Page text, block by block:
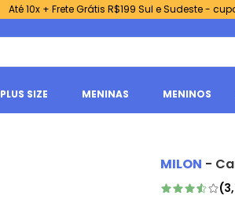
Até 10x + Frete Grátis R$199 Sul e Sudeste -
PLUS SIZE MENINAS MENINOS
MILON -
(